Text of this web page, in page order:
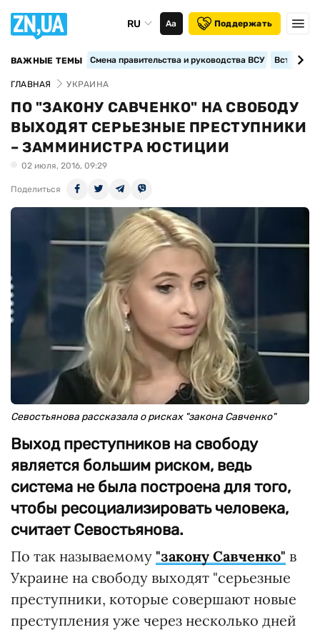
RU Аа Поддержать
ВАЖНЫЕ ТЕМЫ Смена правительства и руководства ВСУ
ГЛАВНАЯ УКРАИНА
ПО "ЗАКОНУ САВЧЕНКО" НА СВОБОДУ
ВЫХОДЯТ СЕРЬЕЗНЫЕ ПРЕСТУПНИКИ
– ЗАММИНИСТРА ЮСТИЦИИ
02 июля, 2016, 09:29
Поделиться
Севостьянова рассказала о рисках "закона Савченко"
Выход преступников на свободу
является большим риском, ведь
система не была построена для того,
чтобы ресоциализировать человека,
считает Севостьянова.
По так называемому "закону Савченко" в
Украине на свободу выходят "серьезные
преступники, которые совершают новые
преступления уже через несколько дней